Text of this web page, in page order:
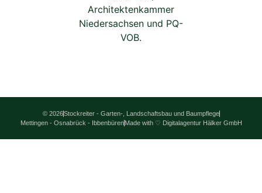
© 2026Stockreiter - Garten-, Landschaftsbau und Baumpflege
Mettingen - Osnabrück - Ibbenbüren Made with ♡ Digitalagentur Hälker GmbH